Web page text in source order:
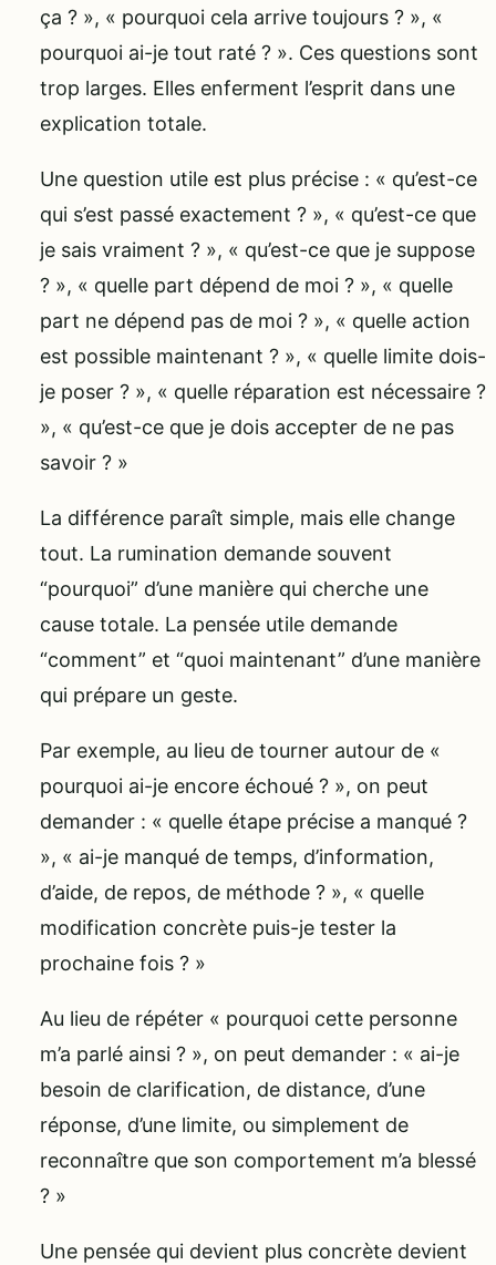
ça ? », « pourquoi cela arrive toujours ? », «
pourquoi ai-je tout raté ? ». Ces questions sont
trop larges. Elles enferment l’esprit dans une
explication totale.
Une question utile est plus précise : « qu’est-ce
qui s’est passé exactement ? », « qu’est-ce que
je sais vraiment ? », « qu’est-ce que je suppose
? », « quelle part dépend de moi ? », « quelle
part ne dépend pas de moi ? », « quelle action
est possible maintenant ? », « quelle limite dois-
je poser ? », « quelle réparation est nécessaire ?
», « qu’est-ce que je dois accepter de ne pas
savoir ? »
La différence paraît simple, mais elle change
tout. La rumination demande souvent
“pourquoi” d’une manière qui cherche une
cause totale. La pensée utile demande
“comment” et “quoi maintenant” d’une manière
qui prépare un geste.
Par exemple, au lieu de tourner autour de «
pourquoi ai-je encore échoué ? », on peut
demander : « quelle étape précise a manqué ?
», « ai-je manqué de temps, d’information,
d’aide, de repos, de méthode ? », « quelle
modification concrète puis-je tester la
prochaine fois ? »
Au lieu de répéter « pourquoi cette personne
m’a parlé ainsi ? », on peut demander : « ai-je
besoin de clarification, de distance, d’une
réponse, d’une limite, ou simplement de
reconnaître que son comportement m’a blessé
? »
Une pensée qui devient plus concrète devient